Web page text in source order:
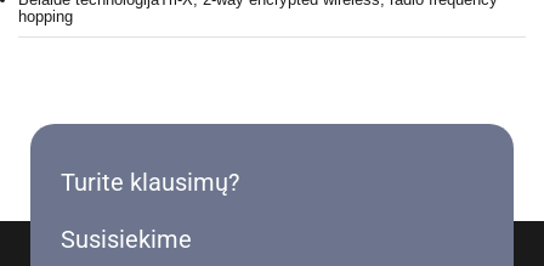
hopping
Turite klausimų?
Susisiekime